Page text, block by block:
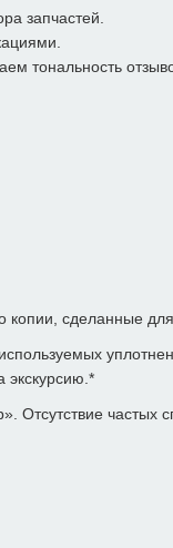
запчастей.
тональность
сделанные
экскурсию.*
частых